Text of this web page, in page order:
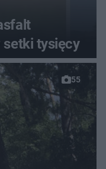
tysięcy
55